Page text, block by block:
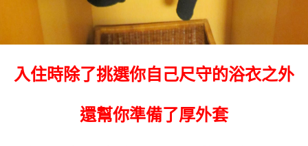
入住時除了挑選你自己尺守的浴衣之外
還幫你準備了厚外套